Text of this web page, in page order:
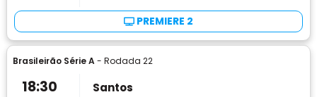
PREMIERE 2
Brasileirão Série A- Rodada 22
18:30
Santos